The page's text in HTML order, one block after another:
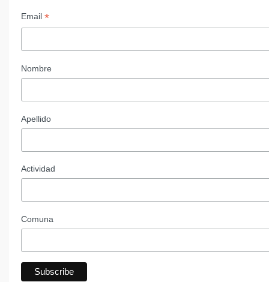
Email *
Nombre
Apellido
Actividad
Comuna